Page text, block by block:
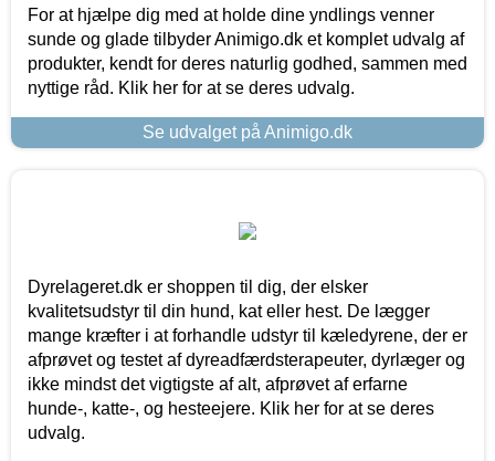
For at hjælpe dig med at holde dine yndlings venner
sunde og glade tilbyder Animigo.dk et komplet udvalg af
produkter, kendt for deres naturlig godhed, sammen med
nyttige råd. Klik her for at se deres udvalg.
Se udvalget på Animigo.dk
Dyrelageret.dk er shoppen til dig, der elsker
kvalitetsudstyr til din hund, kat eller hest. De lægger
mange kræfter i at forhandle udstyr til kæledyrene, der er
afprøvet og testet af dyreadfærdsterapeuter, dyrlæger og
ikke mindst det vigtigste af alt, afprøvet af erfarne
hunde-, katte-, og hesteejere. Klik her for at se deres
udvalg.